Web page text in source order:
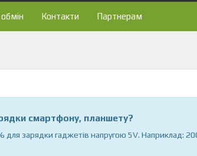
Контакти Партнерам
смартфону, планшету?
для зарядки гаджетів напругою 5V. Наприклад: